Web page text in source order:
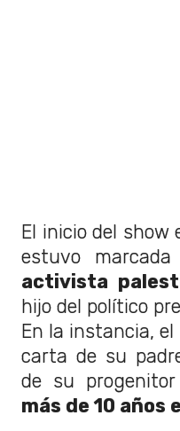
El inicio del show
estuvo
activista
hijo del político
En la instancia,
carta de su
de su
más de 10 años